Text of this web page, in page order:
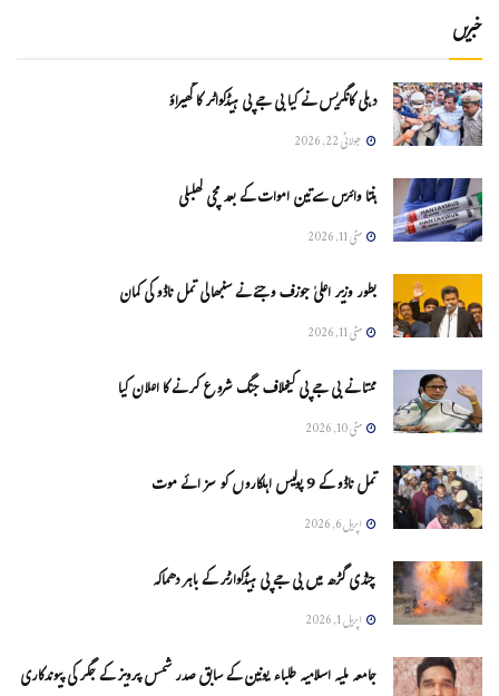
خبریں
دہلی کانگریس نے کیا بی جے پی ہیڈکواٹر کا گھیراؤ
جولائی 22, 2026
ہنتا وائرس سےتین اموات کے بعد مچی کھلبلی
مئی 11, 2026
بطور وزیر اعلیٰ جوزف وجئے نے سنبھالی تمل ناڈو کی کمان
مئی 11, 2026
ممتا نے بی جے پی کیخلاف جنگ شروع کرنے کا اعلان کیا
مئی 10, 2026
تمل ناڈو کے 9 پولیس اہلکاروں کو سزائے موت
اپریل 6, 2026
چنڈی گڑھ میں بی جے پی ہیڈکوارٹر کے باہر دھماکہ
اپریل 1, 2026
جامعہ ملیہ اسلامیہ طلباء یونین کے سابق صدر شمس پرویز کے جگر کی پیوندکاری